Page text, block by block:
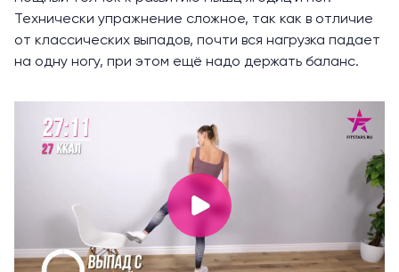
Технически упражнение сложное, так как в отличие
от классических выпадов, почти вся нагрузка падает
на одну ногу, при этом ещё надо держать баланс.